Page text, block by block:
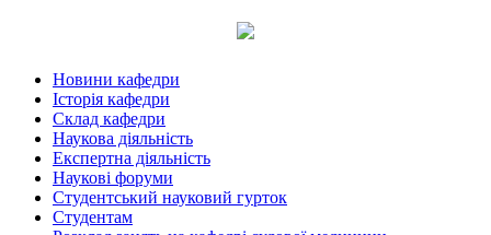
Новини кафедри
Історія кафедри
Склад кафедри
Наукова діяльність
Експертна діяльність
Наукові форуми
Студентський науковий гурток
Студентам